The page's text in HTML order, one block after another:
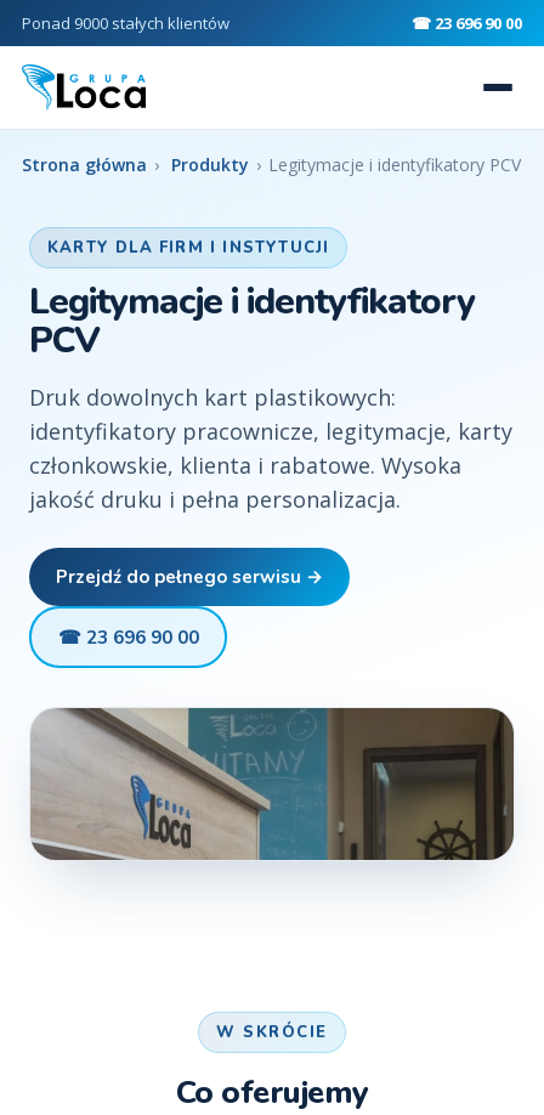
Ponad 9000 stałych klientów ☎ 23 696 90 00
Strona główna › Produkty › Legitymacje i identyfikatory PCV
KARTY DLA FIRM I INSTYTUCJI
Legitymacje i identyfikatory
PCV
Druk dowolnych kart plastikowych:
identyfikatory pracownicze, legitymacje, karty
członkowskie, klienta i rabatowe. Wysoka
jakość druku i pełna personalizacja.
Przejdź do pełnego serwisu →
☎ 23 696 90 00
W SKRÓCIE
Co oferujemy